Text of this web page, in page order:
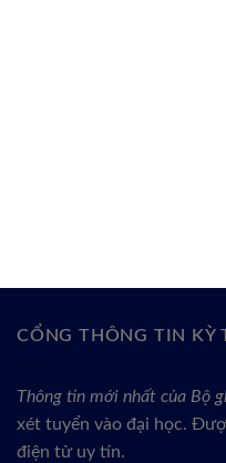
CỔNG THÔNG TIN KỲ
Thông tin mới nhất của Bộ
xét tuyển vào đại học.
điện tử uy tín.